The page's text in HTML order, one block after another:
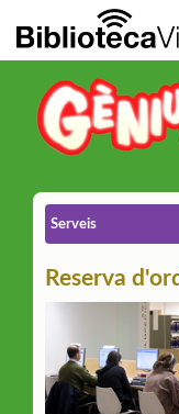
Salta al contingut principal
Serveis
Reserva